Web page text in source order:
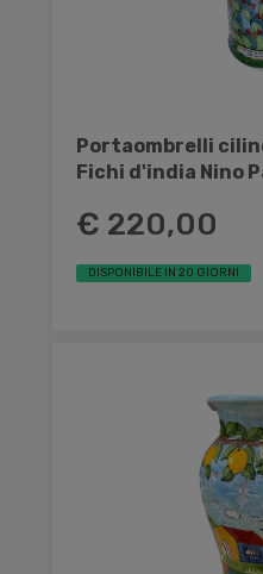
Portaombrelli
Fichi d'india Nino
€ 220,00
DISPONIBILE IN 20 GIORNI